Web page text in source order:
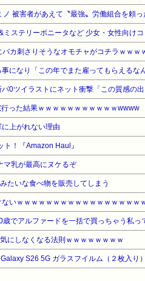
被害者があえて〝最強〟労働組合を頼っ
ミステリーボニータなど 少女・女性向け
バカ刺さりそうなオモチャがコチラｗｗｗ
パ0ツイラストにネット衝撃「この質感の
った結果ｗｗｗｗｗｗｗｗｗｗｗwwww
上がれない理由
ト！『Amazon Haul』
マ乳が最高にヌケるぞ
たいな食べ物を販売してしまう
いｗｗｗｗｗｗｗｗｗｗｗｗｗｗｗｗｗ
にしなくなる法則ｗｗｗｗｗｗｗｗ